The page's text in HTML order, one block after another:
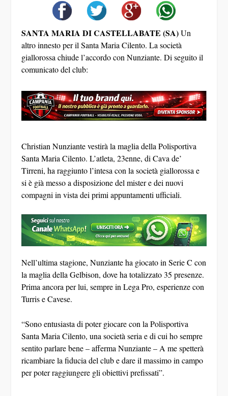
SANTA MARIA DI CASTELLABATE (SA)Un
altro innesto per il Santa Maria Cilento. La società
giallorossa chiude l’accordo con Nunziante. Di seguito il
comunicato del club:
Christian Nunziante vestirà la maglia della Polisportiva
Santa Maria Cilento. L’atleta, 23enne, di Cava de’
Tirreni, ha raggiunto l’intesa con la società giallorossa e
si è già messo a disposizione del mister e dei nuovi
compagni in vista dei primi appuntamenti ufficiali.
Nell’ultima stagione, Nunziante ha giocato in Serie C con
la maglia della Gelbison, dove ha totalizzato 35 presenze.
Prima ancora per lui, sempre in Lega Pro, esperienze con
Turris e Cavese.
“Sono entusiasta di poter giocare con la Polisportiva
Santa Maria Cilento, una società seria e di cui ho sempre
sentito parlare bene – afferma Nunziante – A me spetterà
ricambiare la fiducia del club e dare il massimo in campo
per poter raggiungere gli obiettivi prefissati”.